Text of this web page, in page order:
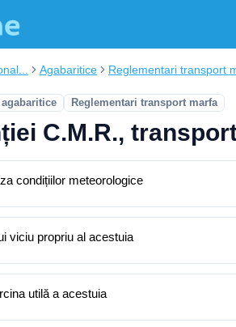
Agabaritice Reglementari transport
Reglementari transport marfa
C.M.R.,
condițiilor meteorologice
viciu propriu al acestuia
utilă a acestuia